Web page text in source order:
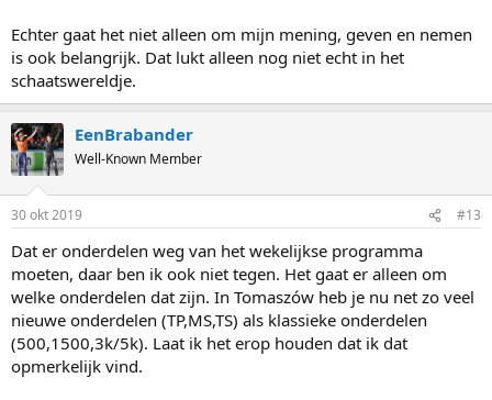
Echter gaat het niet alleen om mijn mening, geven en nemen
is ook belangrijk. Dat lukt alleen nog niet echt in het
schaatswereldje.
EenBrabander
Well-Known Member
30 okt 2019 #13
Dat er onderdelen weg van het wekelijkse programma
moeten, daar ben ik ook niet tegen. Het gaat er alleen om
welke onderdelen dat zijn. In Tomaszów heb je nu net zo veel
nieuwe onderdelen (TP,MS,TS) als klassieke onderdelen
(500,1500,3k/5k). Laat ik het erop houden dat ik dat
opmerkelijk vind.